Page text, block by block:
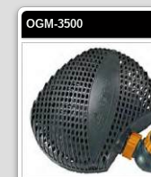
OGM-3500